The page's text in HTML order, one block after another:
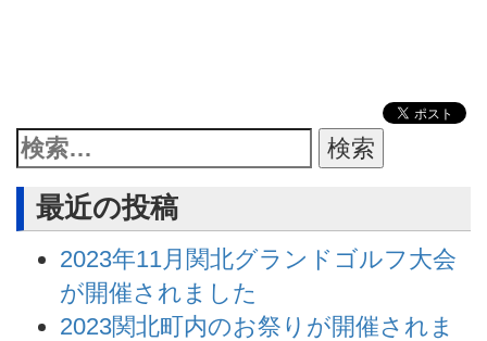
最近の投稿
2023年11月関北グランドゴルフ大会
が開催されました
2023関北町内のお祭りが開催されま